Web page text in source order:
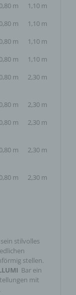
0,80 m
1,10 m
0,80 m
1,10 m
0,80 m
1,10 m
0,80 m
1,10 m
0,80 m 2,30 m
0,80 m
2,30 m
0,80 m 2,30 m
0,80 m 2,30 m
0,80 m 2,30 m
stilvolles
stellen.
Bar ein
mit